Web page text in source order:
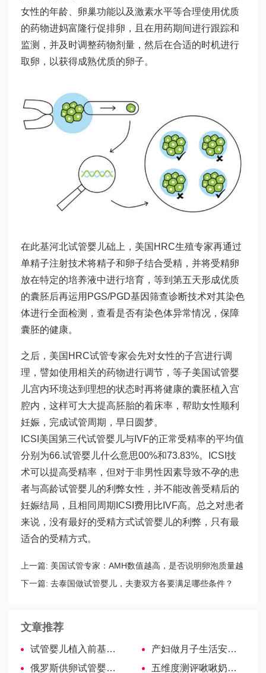
女性的年龄、卵巢功能以及激素水平等合理使用优质
的药物进妈富隆行促排卵，且在用药期间进行跟踪和
监测，并及时调整药物剂量，然后在合适的时机进行
取卵，以获得成熟优质的卵子。
在此基河北试管婴儿础上，美国HRC生殖专家再通过
单精子注射技术将精子和卵子结合受精，并将受精卵
放在特定的培养液中进行培育，等到第五天形成优质
的囊胚后再运用PGS/PGD基因筛查诊断技术对其染色
体进行全面检测，查看是否有染色体异常情况，保障
囊胚的健康。
之后，美国HRC试管专家会先对女性的子宫进行调
理，譬如使用相关的药物进行调节，等子美国试管婴
儿宫内环境达到理想的状态时再将健康的囊胚植入宫
腔内，这样可大大提高胚胎的着床率，帮助女性顺利
妊娠，完成试管周期，早日圆梦。
ICSI美国第三代试管婴儿与IVF的正常受精率的平均值
分别为66.试管婴儿什么意思00%和73.83%。ICSI技
术可以提高受精率，但对于非男性因素导致不孕的患
者与高龄试管婴儿的利弊女性，并不能改善受精后的
妊娠结局，且相同周期ICSI费用比IVF高。总之对患者
来说，没有最好的受精方式试管婴儿的利弊 ，只有最
适合的受精方式。
上一篇: 美国试管专家：AMH数值越高，是否说明卵泡质量越
好？
下一篇: 去泰国做试管婴儿，夫妻双方各要满足哪些条件？
文章推荐
试管婴儿植入前基因筛查的现状和方法
产妇做月子生活安排表，日常饮食、行为指南分享
俄罗斯供卵试管婴儿准备注意事项，证件、报告缺一不可
五维度测评啾啾奶瓶，优点缺点跃然纸上